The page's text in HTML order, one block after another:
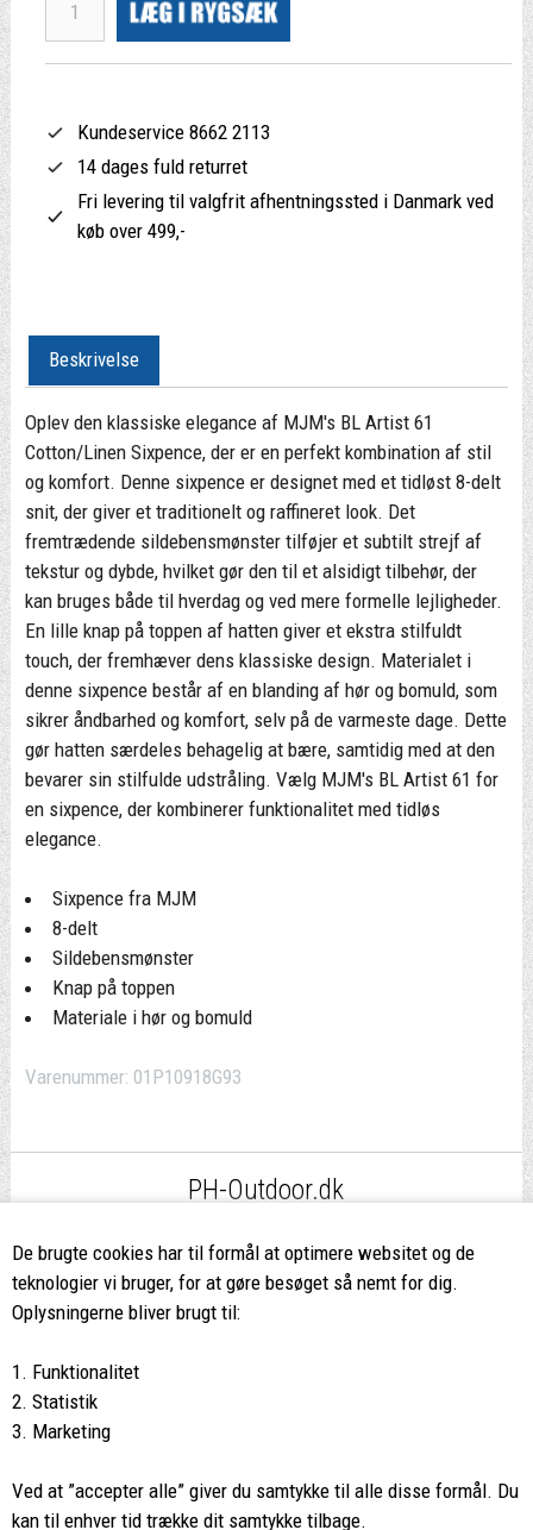
De brugte cookies har til formål at optimere websitet og de
teknologier vi bruger, for at gøre besøget så nemt for dig.
Oplysningerne bliver brugt til:
1. Funktionalitet
2. Statistik
3. Marketing
Ved at ”accepter alle” giver du samtykke til alle disse formål. Du
kan til enhver tid trække dit samtykke tilbage.
Kundeservice 8662 2113
14 dages fuld returret
Fri levering til valgfrit afhentningssted i Danmark ved
køb over 499,-
Beskrivelse
Oplev den klassiske elegance af MJM's BL Artist 61
Cotton/Linen Sixpence, der er en perfekt kombination af stil
og komfort. Denne sixpence er designet med et tidløst 8-delt
snit, der giver et traditionelt og raffineret look. Det
fremtrædende sildebensmønster tilføjer et subtilt strejf af
tekstur og dybde, hvilket gør den til et alsidigt tilbehør, der
kan bruges både til hverdag og ved mere formelle lejligheder.
En lille knap på toppen af hatten giver et ekstra stilfuldt
touch, der fremhæver dens klassiske design. Materialet i
denne sixpence består af en blanding af hør og bomuld, som
sikrer åndbarhed og komfort, selv på de varmeste dage. Dette
gør hatten særdeles behagelig at bære, samtidig med at den
bevarer sin stilfulde udstråling. Vælg MJM's BL Artist 61 for
en sixpence, der kombinerer funktionalitet med tidløs
elegance.
Sixpence fra MJM
8-delt
Sildebensmønster
Knap på toppen
Materiale i hør og bomuld
Varenummer: 01P10918G93
PH-Outdoor.dk
ved køb over 499,-*
8662 2113
Vi glæder os til at se dig